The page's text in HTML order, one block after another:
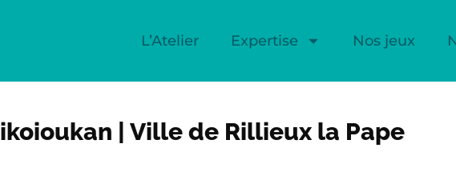
L’Atelier Expertise Nos jeux
| Ville de Rillieux la Pape